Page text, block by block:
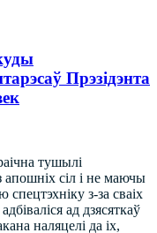
Прэзідэнта
тушылі
сіл і не маючы
з-за сваіх
ад дзясяткаў
наляцелі да іх,